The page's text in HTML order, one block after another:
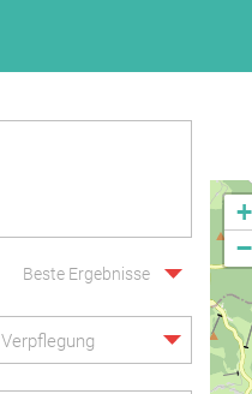
Beste Ergebnisse
Verpflegung
+
−